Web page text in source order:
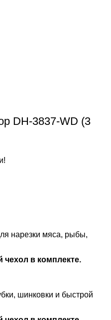
DH-3837-WD (3
нарезки мяса, рыбы,
в комплекте.
шинковки и быстрой